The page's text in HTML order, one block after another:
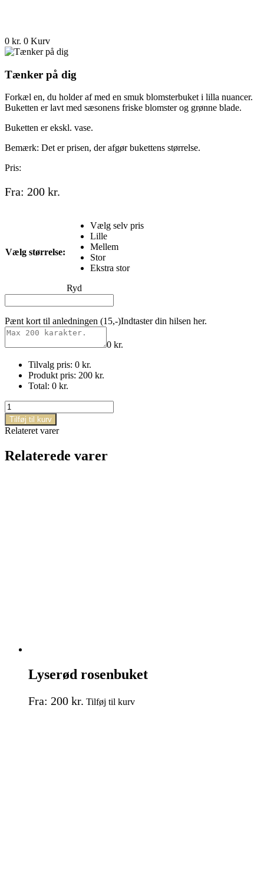
0 kr. 0 Kurv
Tænker på dig
Forkæl en, du holder af med en smuk blomsterbuket i lilla nuancer.
Buketten er lavt med sæsonens friske blomster og grønne blade.
Buketten er ekskl. vase.
Bemærk: Det er prisen, der afgør bukettens størrelse.
Pris:
Fra: 200 kr.
Vælg størrelse:
Vælg selv pris
Lille
Mellem
Stor
Ekstra stor
Ryd
Pænt kort til anledningen (15,-)Indtaster din hilsen her.
0 kr.
Tilvalg pris: 0 kr.
Produkt pris: 200 kr.
Total: 0 kr.
Tænker
på
dig
antal
Tilføj til kurv
Relateret varer
Relaterede varer
Lyserød rosenbuket
Fra: 200 kr. Tilføj til kurvDette